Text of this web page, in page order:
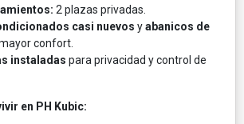
2 plazas privadas.
casi nuevos yabanicos de
confort.
instaladas para privacidad y control de
en PH Kubic: